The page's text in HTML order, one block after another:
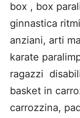
box , box
ginnastica
anziani, arti
karate
ragazzi
basket in
carrozzina,